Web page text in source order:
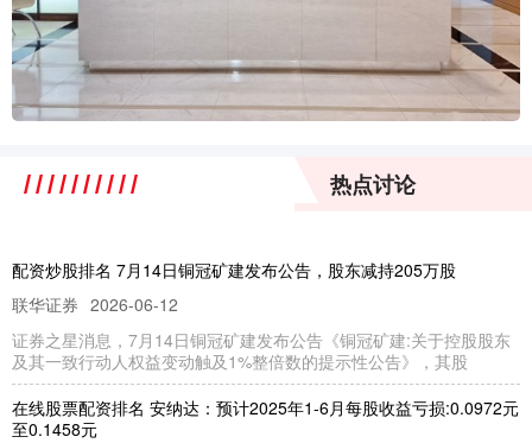
热点讨论
配资炒股排名 7月14日铜冠矿建发布公告，股东减持205万股
联华证券 2026-06-12
证券之星消息，7月14日铜冠矿建发布公告《铜冠矿建:关于控股股东
及其一致行动人权益变动触及1%整倍数的提示性公告》，其股
在线股票配资排名 安纳达：预计2025年1-6月每股收益亏损:0.0972元
至0.1458元